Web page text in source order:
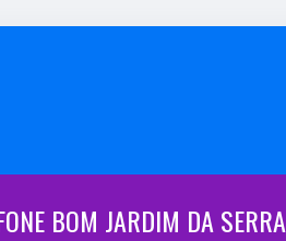
BOM JARDIM DA SERRA